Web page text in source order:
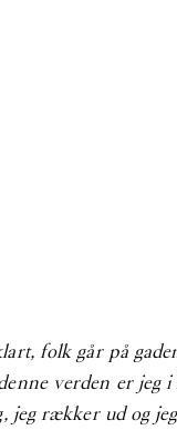
folk går på
verden er
jeg rækker ud og